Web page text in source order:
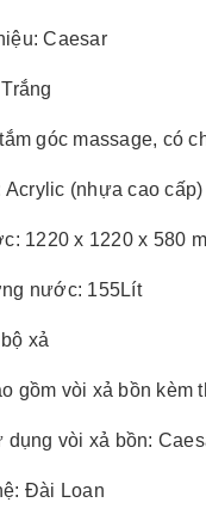
Caesar
góc massage, có
Acrylic (nhựa cao cấp)
1220 x 1220 x 580
nước: 155Lít
xả
gồm vòi xả bồn kèm
dụng vòi xả bồn:
Đài Loan